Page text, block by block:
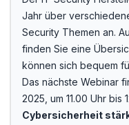
Jahr über
Security Themen an.
finden Sie eine
können sich bequem
Das nächste Webinar
2025, um 11.00 Uhr bis
Cybersicherheit